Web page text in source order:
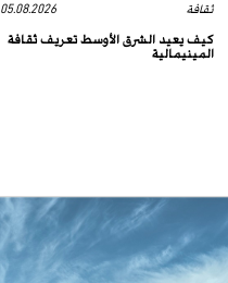
ثقافة 05.08.2026
كيف يعيد الشرق الأوسط تعريف ثقافة
المينيمالية